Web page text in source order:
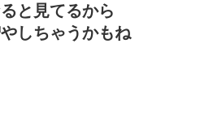
と見てるから
しちゃうかもね